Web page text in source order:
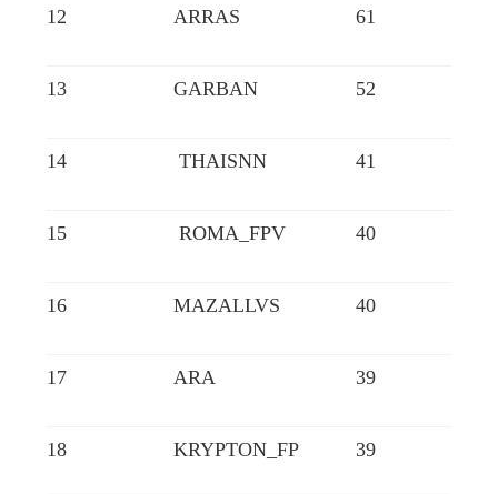
12 ARRAS 61
13 GARBAN 52
14 THAISNN 41
15 ROMA_FPV 40
16 MAZALLVS 40
17 ARA 39
18 KRYPTON_FP 39